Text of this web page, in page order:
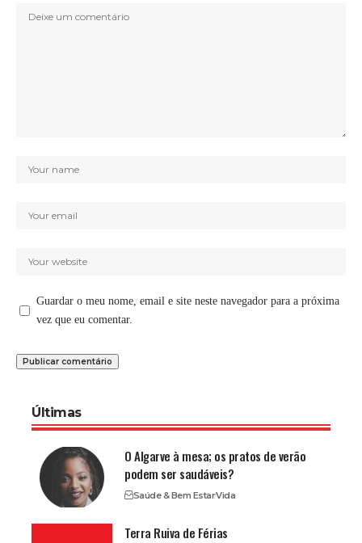
Guardar o meu nome, email e site neste navegador para a próxima
vez que eu comentar.
Últimas
O Algarve à mesa; os pratos de verão
podem ser saudáveis?
Saúde & Bem EstarVida
Terra Ruiva de Férias